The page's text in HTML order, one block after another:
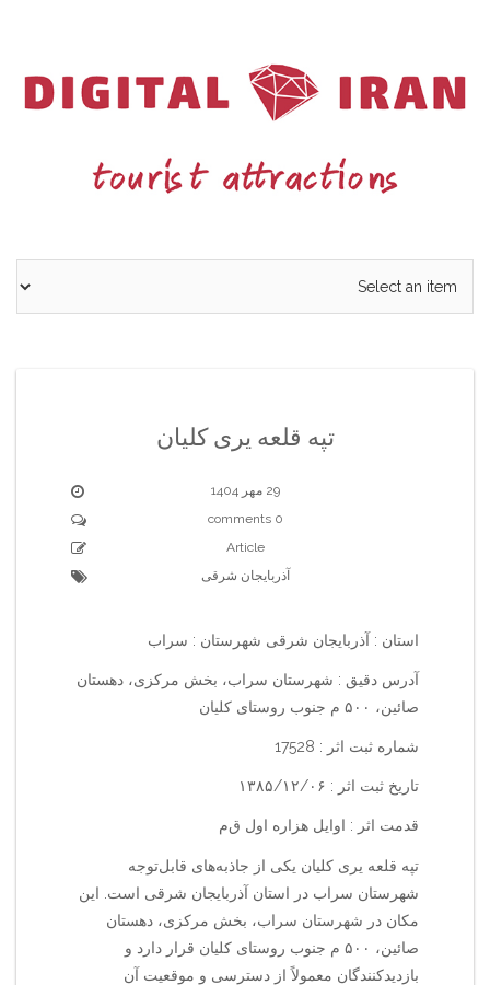
تپه قلعه یری کلیان
29 مهر 1404
0 comments
Article
آذربایجان شرقی
استان : آذربایجان شرقی شهرستان : سراب
آدرس دقیق : شهرستان سراب، بخش مرکزی، دهستان
صائین، ۵۰۰ م جنوب روستای کلیان
شماره ثبت اثر : 17528
تاریخ ثبت اثر : ۱۳۸۵/۱۲/۰۶
قدمت اثر : اوایل هزاره اول ق‌م‌
تپه قلعه یری کلیان یکی از جاذبه‌های قابل‌توجه
شهرستان سراب در استان آذربایجان شرقی است. این
مکان در شهرستان سراب، بخش مرکزی، دهستان
صائین، ۵۰۰ م جنوب روستای کلیان قرار دارد و
بازدیدکنندگان معمولاً از دسترسی و موقعیت آن